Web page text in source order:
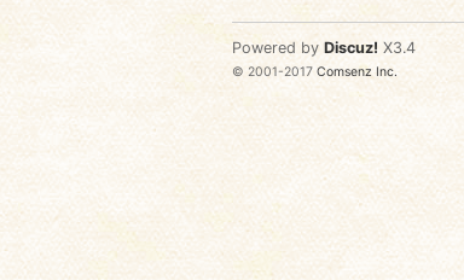
Powered by Discuz! X3.4
© 2001-2017 Comsenz Inc.